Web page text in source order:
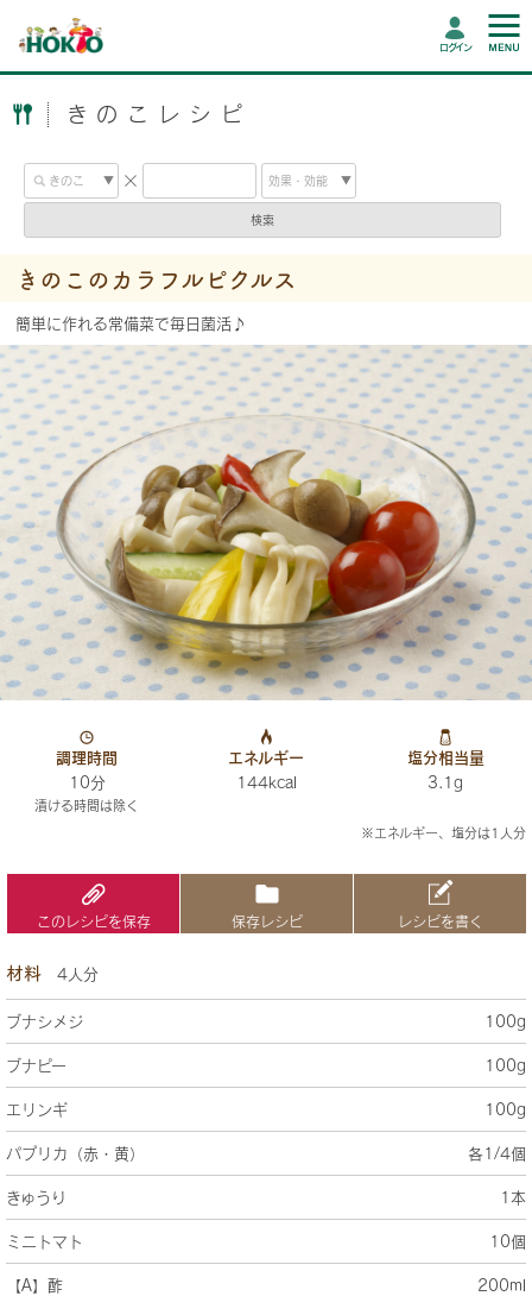
ログイン
きのこレシピ
検索
きのこのカラフルピクルス
簡単に作れる常備菜で毎日菌活♪
調理時間
10分
漬ける時間は除く
エネルギー
144kcal
塩分相当量
3.1g
※エネルギー、塩分は1人分
このレシピを保存 保存レシピ レシピを書く
材料 4人分
ブナシメジ 100g
ブナピー 100g
エリンギ 100g
パプリカ（赤・黄） 各1/4個
きゅうり 1本
ミニトマト 10個
【A】酢 200ml